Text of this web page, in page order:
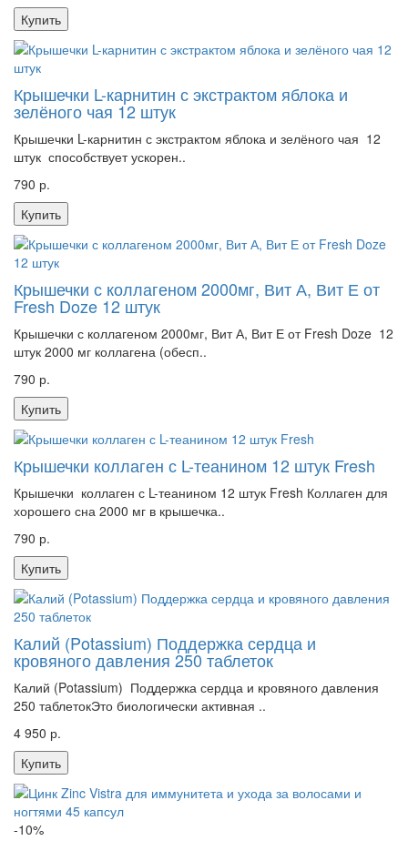
Купить
Крышечки L-карнитин с экстрактом яблока и
зелёного чая 12 штук
Крышечки L-карнитин с экстрактом яблока и зелёного чая 12
штук способствует ускорен..
790 р.
Купить
Крышечки с коллагеном 2000мг, Вит А, Вит Е от
Fresh Doze 12 штук
Крышечки с коллагеном 2000мг, Вит А, Вит Е от Fresh Doze 12
штук 2000 мг коллагена (обесп..
790 р.
Купить
Крышечки коллаген с L-теанином 12 штук Fresh
Крышечки коллаген с L-теанином 12 штук Fresh Коллаген для
хорошего сна 2000 мг в крышечка..
790 р.
Купить
Калий (Potassium) Поддержка сердца и
кровяного давления 250 таблеток
Калий (Potassium) Поддержка сердца и кровяного давления
250 таблетокЭто биологически активная ..
4 950 р.
Купить
-10%